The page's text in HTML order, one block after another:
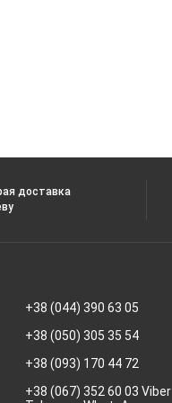
доставка
+38 (044) 390 63 05
+38 (050) 305 35 54
+38 (093) 170 44 72
+38 (067) 352 60 03 Viber